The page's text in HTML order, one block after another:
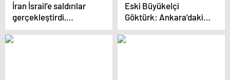
İran İsrail’e saldırılar
gerçekleştirdi,
misilleme korkusu ve
meşruiyet krizi
Eski Büyükelçi
Göktürk: Ankara’daki
sessizlik dikkat çekici